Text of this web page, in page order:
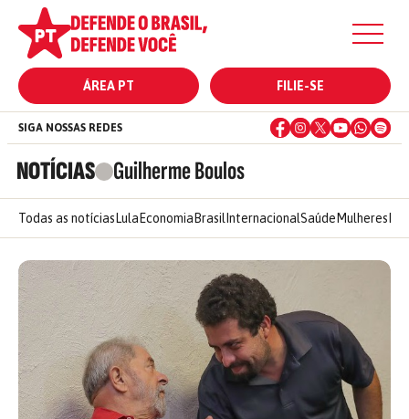
ÁREA PT FILIE-SE
NOTÍCIAS Guilherme Boulos
SIGA NOSSAS REDES
Todas as notícias Lula Economia Brasil InternacionalSaúde Mulheres